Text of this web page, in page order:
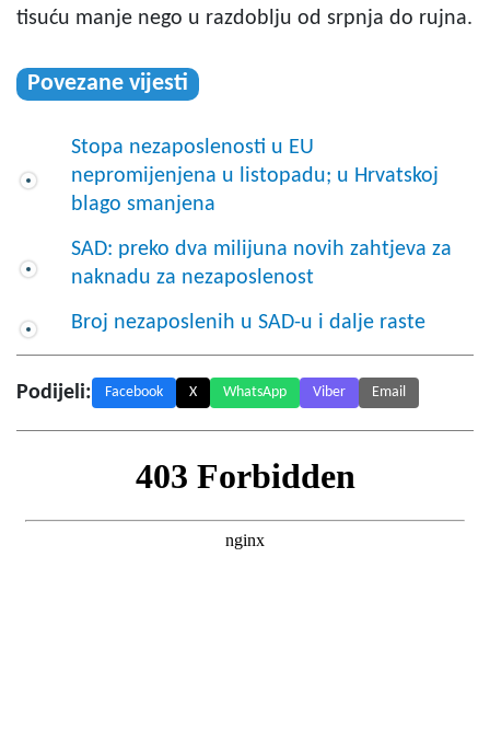
tisuću manje nego u razdoblju od srpnja do rujna.
Povezane vijesti
Stopa nezaposlenosti u EU
nepromijenjena u listopadu; u Hrvatskoj
blago smanjena
SAD: preko dva milijuna novih zahtjeva za
naknadu za nezaposlenost
Broj nezaposlenih u SAD-u i dalje raste
Podijeli: Facebook X WhatsApp Viber Email